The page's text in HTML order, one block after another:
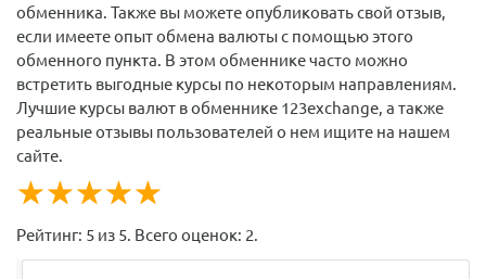
обменника. Также вы можете опубликовать свой отзыв,
если имеете опыт обмена валюты с помощью этого
обменного пункта. В этом обменнике часто можно
встретить выгодные курсы по некоторым направлениям.
Лучшие курсы валют в обменнике 123exchange, а также
реальные отзывы пользователей о нем ищите на нашем
сайте.
☆☆☆☆☆
★★★★★
Рейтинг: 5 из 5. Всего оценок: 2.